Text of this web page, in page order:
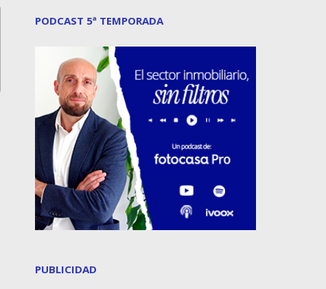
PODCAST 5ª TEMPORADA
PUBLICIDAD